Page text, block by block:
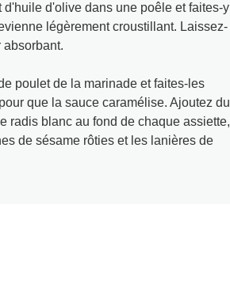
d'huile d'olive dans une poêle et faites-y
légèrement croustillant. Laissez-
absorbant.
poulet de la marinade et faites-les
que la sauce caramélise. Ajoutez du
radis blanc au fond de chaque assiette,
de sésame rôties et les lanières de